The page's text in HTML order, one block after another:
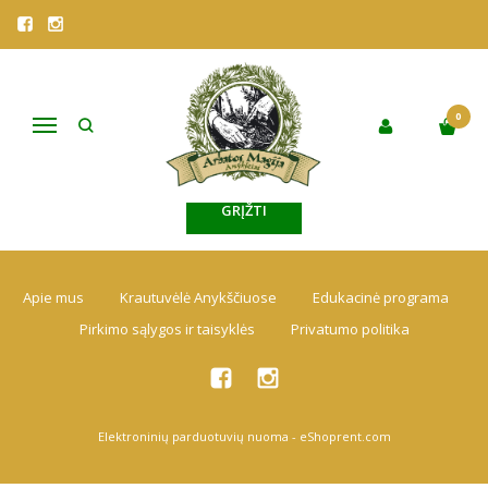
Navigacija
0
PREKĖS SU NUOLAIDA
Prekės su nuolaida
Atsiprašome, tačiau prekių kategorijoje nerasta.
GRĮŽTI
Apie mus Krautuvėlė Anykščiuose
Edukacinė programa
Pirkimo sąlygos ir taisyklės
Privatumo politika
Elektroninių parduotuvių nuoma - eShoprent.com